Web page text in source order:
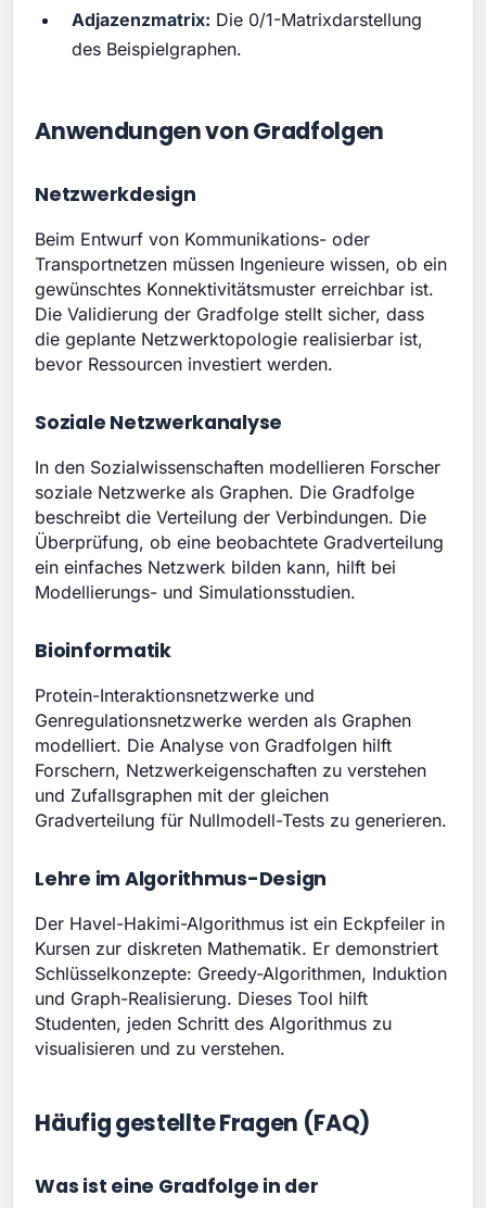
Adjazenzmatrix: Die 0/1-Matrixdarstellung
des Beispielgraphen.
Anwendungen von Gradfolgen
Netzwerkdesign
Beim Entwurf von Kommunikations- oder
Transportnetzen müssen Ingenieure wissen, ob ein
gewünschtes Konnektivitätsmuster erreichbar ist.
Die Validierung der Gradfolge stellt sicher, dass
die geplante Netzwerktopologie realisierbar ist,
bevor Ressourcen investiert werden.
Soziale Netzwerkanalyse
In den Sozialwissenschaften modellieren Forscher
soziale Netzwerke als Graphen. Die Gradfolge
beschreibt die Verteilung der Verbindungen. Die
Überprüfung, ob eine beobachtete Gradverteilung
ein einfaches Netzwerk bilden kann, hilft bei
Modellierungs- und Simulationsstudien.
Bioinformatik
Protein-Interaktionsnetzwerke und
Genregulationsnetzwerke werden als Graphen
modelliert. Die Analyse von Gradfolgen hilft
Forschern, Netzwerkeigenschaften zu verstehen
und Zufallsgraphen mit der gleichen
Gradverteilung für Nullmodell-Tests zu generieren.
Lehre im Algorithmus-Design
Der Havel-Hakimi-Algorithmus ist ein Eckpfeiler in
Kursen zur diskreten Mathematik. Er demonstriert
Schlüsselkonzepte: Greedy-Algorithmen, Induktion
und Graph-Realisierung. Dieses Tool hilft
Studenten, jeden Schritt des Algorithmus zu
visualisieren und zu verstehen.
Häufig gestellte Fragen (FAQ)
Was ist eine Gradfolge in der